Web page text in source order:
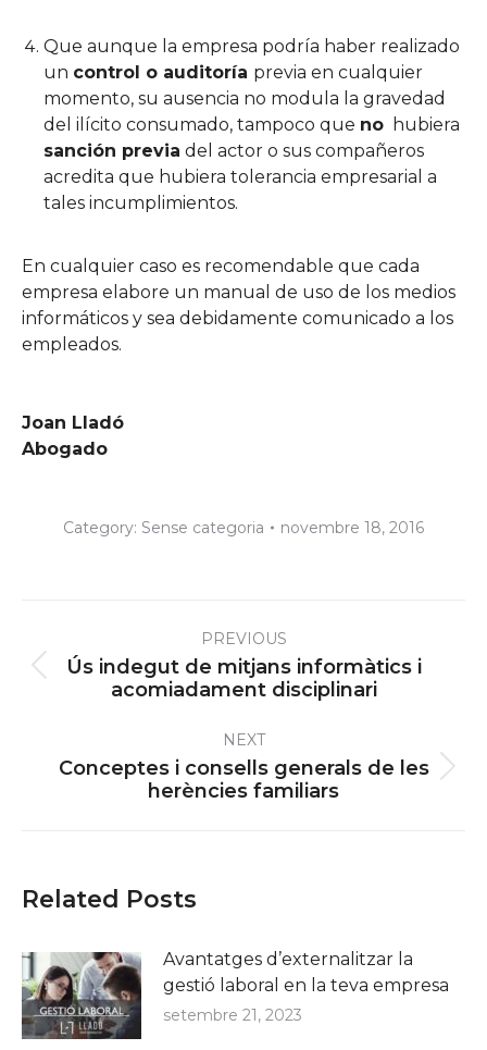
Que aunque la empresa podría haber realizado
un control o auditoría previa en cualquier
momento, su ausencia no modula la gravedad
del ilícito consumado, tampoco que no hubiera
sanción previa del actor o sus compañeros
acredita que hubiera tolerancia empresarial a
tales incumplimientos.
En cualquier caso es recomendable que cada
empresa elabore un manual de uso de los medios
informáticos y sea debidamente comunicado a los
empleados.
Joan Lladó
Abogado
Category: Sense categoria novembre 18, 2016
navigationPREVIOUS
Previous
post:
Ús indegut de mitjans informàtics i
acomiadament disciplinari
NEXT
Next
post:
Conceptes i consells generals de les
herències familiars
Related Posts
Avantatges d’externalitzar la
gestió laboral en la teva empresa
setembre 21, 2023